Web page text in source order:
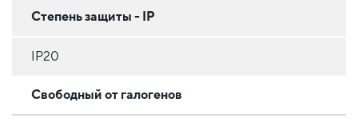
Степень защиты - IP
IP20
Свободный от галогенов